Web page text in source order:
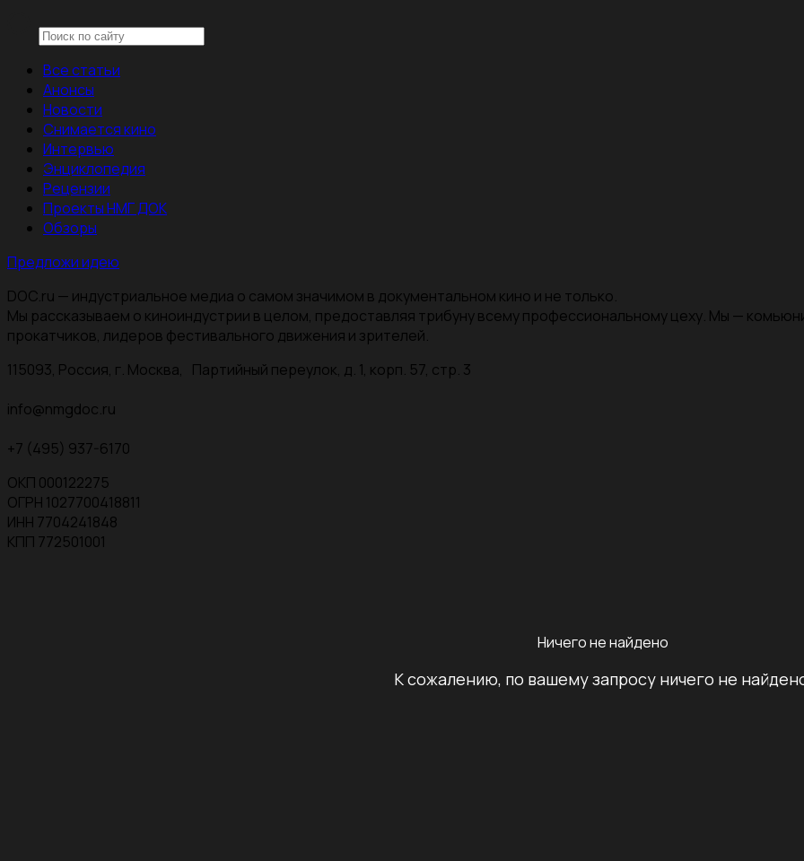
Все статьи
Анонсы
Новости
Снимается кино
Интервью
Энциклопедия
Рецензии
Проекты НМГ ДОК
Обзоры
Предложи идею
DOC.ru — индустриальное медиа о самом значимом в документальном кино и не только.
Мы рассказываем о киноиндустрии в целом, предоставляя трибуну всему профессиональному цеху. Мы —
прокатчиков, лидеров фестивального движения и зрителей.
115093, Россия, г. Москва, Партийный переулок, д. 1, корп. 57, стр. 3
info@nmgdoc.ru
+7 (495) 937-6170
ОКП 000122275
ОГРН 1027700418811
ИНН 7704241848
КПП 772501001
Ничего не найдено
К сожалению, по вашему запросу ничего не